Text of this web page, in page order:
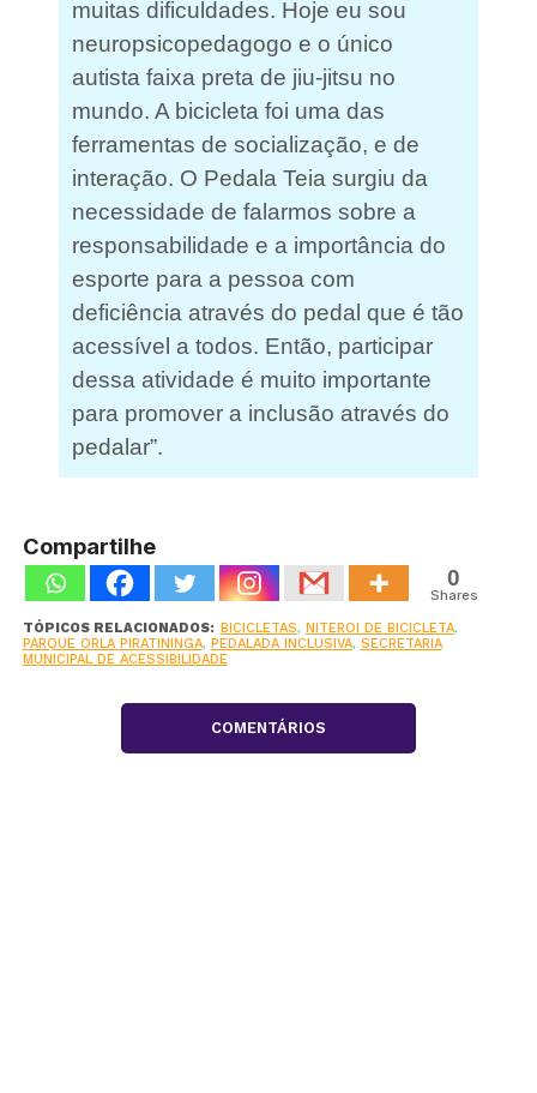
muitas dificuldades. Hoje eu sou
neuropsicopedagogo e o único
autista faixa preta de jiu-jitsu no
mundo. A bicicleta foi uma das
ferramentas de socialização, e de
interação. O Pedala Teia surgiu da
necessidade de falarmos sobre a
responsabilidade e a importância do
esporte para a pessoa com
deficiência através do pedal que é tão
acessível a todos. Então, participar
dessa atividade é muito importante
para promover a inclusão através do
pedalar”.
Compartilhe
0
Shares
TÓPICOS RELACIONADOS: BICICLETAS, NITEROI DE BICICLETA,
PARQUE ORLA PIRATININGA, PEDALADA INCLUSIVA, SECRETARIA
MUNICIPAL DE ACESSIBILIDADE
COMENTÁRIOS